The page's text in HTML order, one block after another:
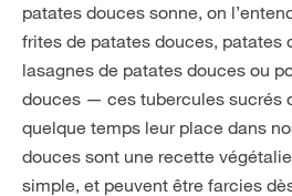
patates douces sonne, on
frites de patates douces, patates
lasagnes de patates douces ou
douces — ces tubercules sucrés
quelque temps leur place dans
douces sont une recette
simple, et peuvent être farcies